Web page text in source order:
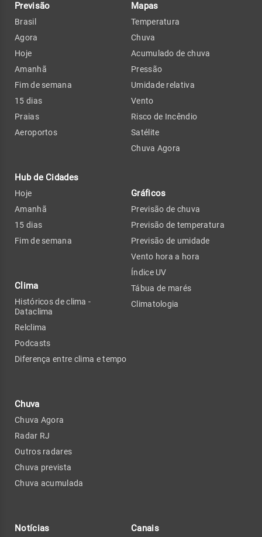
Previsão
Brasil
Agora
Hoje
Amanhã
Fim de semana
15 dias
Praias
Aeroportos
Hub de Cidades
Hoje
Amanhã
15 dias
Fim de semana
Clima
Históricos de clima -
Dataclima
Relclima
Podcasts
Diferença entre clima e tempo
Chuva
Chuva Agora
Radar RJ
Outros radares
Chuva prevista
Chuva acumulada
Mapas
Temperatura
Chuva
Acumulado de chuva
Pressão
Umidade relativa
Vento
Risco de Incêndio
Satélite
Chuva Agora
Gráficos
Previsão de chuva
Previsão de temperatura
Previsão de umidade
Vento hora a hora
Índice UV
Tábua de marés
Climatologia
Notícias Canais